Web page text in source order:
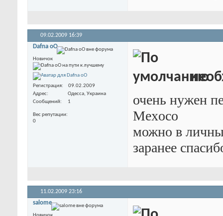
09.02.2009 16:39
Dafna oO
Новичок
Регистрация
09.02.2009
Адрес
Одесса, Украина
Сообщений
1
Вес репутации
0
очень нужен
Mexoco
можно в
заранее
11.02.2009 23:16
salome